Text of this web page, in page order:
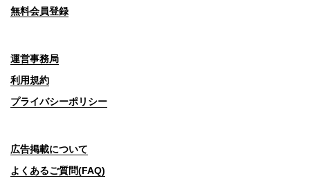
無料会員登録
運営事務局
利用規約
プライバシーポリシー
広告掲載について
よくあるご質問(FAQ)